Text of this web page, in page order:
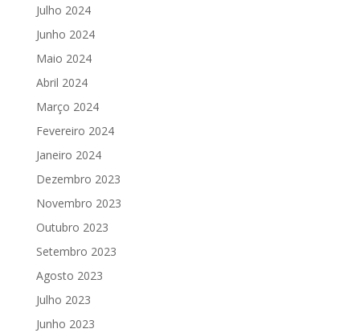
Julho 2024
Junho 2024
Maio 2024
Abril 2024
Março 2024
Fevereiro 2024
Janeiro 2024
Dezembro 2023
Novembro 2023
Outubro 2023
Setembro 2023
Agosto 2023
Julho 2023
Junho 2023